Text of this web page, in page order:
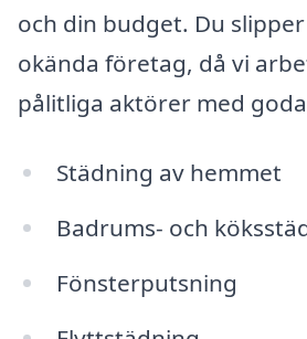
och din budget. Du
okända företag, då vi
pålitliga aktörer med
Städning av hemmet
Badrums- och
Fönsterputsning